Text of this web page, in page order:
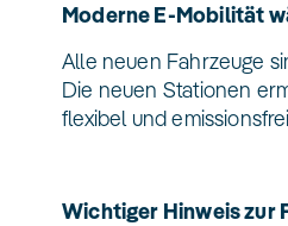
Moderne E-Mobilität
Alle neuen Fahrzeuge
Die neuen Stationen
flexibel und
Wichtiger Hinweis zur